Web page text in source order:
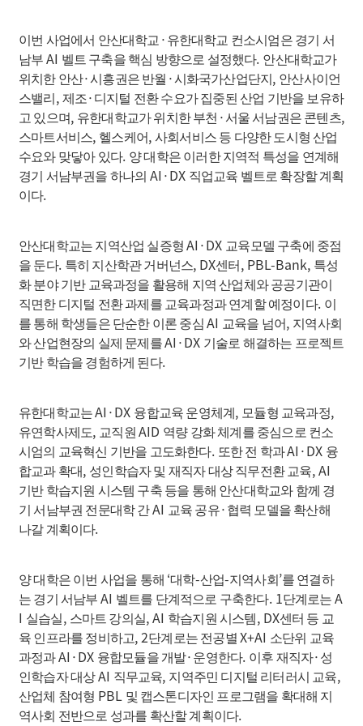
이번 사업에서 안산대학교 · 유한대학교 컨소시엄은 경기 서
남부 AI 벨트 구축을 핵심 방향으로 설정했다. 안산대학교가
위치한 안산·시흥권은 반월 ·시화국가산업단지 , 안산사이언
스밸리 , 제조· 디지털 전환 수요가 집중된 산업 기반을 보유하
고 있으며, 유한대학교가 위치한 부천 ·서울 서남권은 콘텐츠,
스마트서비스, 헬스케어,사회서비스 등 다양한 도시형 산업
수요와 맞닿아 있다. 양 대학은 이러한 지역적 특성을 연계해
경기 서남부권을 하나의 AI·DX 직업교육 벨트로 확장할 계획
이다.
안산대학교는 지역산업 실증형AI·DX 교육모델 구축에 중점
을 둔다. 특히 지산학관 거버넌스, DX센터 , PBL-Bank, 특성
화 분야 기반 교육과정을 활용해 지역 산업체와 공공기관이
직면한 디지털 전환 과제를 교육과정과 연계할 예정이다. 이
를 통해 학생들은 단순한 이론 중심 AI 교육을 넘어, 지역사회
와 산업현장의 실제 문제를AI·DX 기술로 해결하는 프로젝트
기반 학습을 경험하게 된다.
유한대학교는AI·DX 융합교육 운영체계 , 모듈형 교육과정,
유연학사제도, 교직원AID 역량 강화 체계를 중심으로 컨소
시엄의 교육혁신 기반을 고도화한다. 또한 전 학과AI·DX 융
합교과 확대, 성인학습자 및 재직자 대상 직무전환 교육, AI
기반 학습지원 시스템 구축 등을 통해 안산대학교와 함께 경
기 서남부권 전문대학 간AI 교육 공유· 협력 모델을 확산해
나갈 계획이다.
양 대학은 이번 사업을 통해 ‘대학-산업-지역사회 ’를 연결하
는 경기 서남부 AI 벨트를 단계적으로 구축한다. 1단계로는 A
I 실습실, 스마트 강의실, AI 학습지원 시스템, DX센터 등 교
육 인프라를 정비하고, 2단계로는 전공별X+AI 소단위 교육
과정과AI·DX 융합모듈을 개발· 운영한다. 이후 재직자· 성
인학습자 대상AI 직무교육, 지역주민 디지털 리터러시 교육,
산업체 참여형 PBL 및 캡스톤디자인 프로그램을 확대해 지
역사회 전반으로 성과를 확산할 계획이다.